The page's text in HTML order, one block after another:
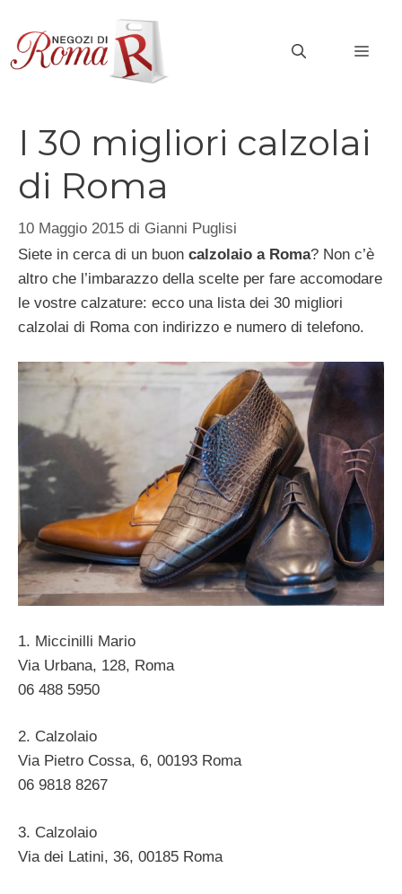
contenuto
I 30 migliori calzolai
di Roma
10 Maggio 2015 di Gianni Puglisi
Siete in cerca di un buon calzolaio a Roma? Non c’è
altro che l’imbarazzo della scelte per fare accomodare
le vostre calzature: ecco una lista dei 30 migliori
calzolai di Roma con indirizzo e numero di telefono.
1. Miccinilli Mario
Via Urbana, 128, Roma ‎
06 488 5950 ‎
2. Calzolaio
Via Pietro Cossa, 6, 00193 Roma ‎
06 9818 8267
3. Calzolaio
Via dei Latini, 36, 00185 Roma ‎